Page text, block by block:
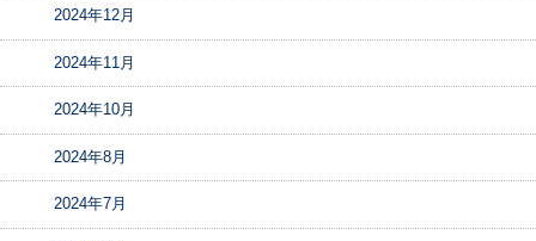
2024年12月
2024年11月
2024年10月
2024年8月
2024年7月